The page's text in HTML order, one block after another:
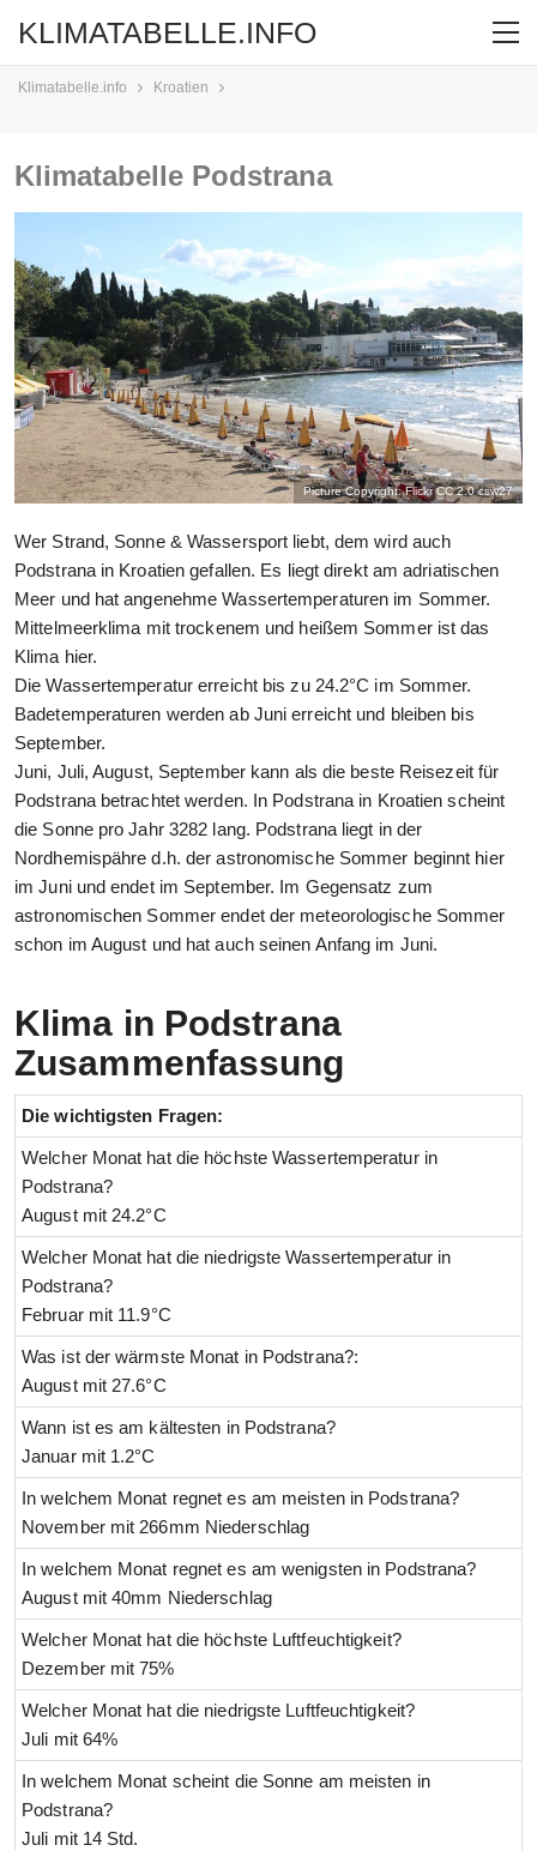
KLIMATABELLE.INFO
Klimatabelle.info Kroatien
Klimatabelle Podstrana
Picture Copyright: Flickr CC 2.0csw27
Wer Strand, Sonne & Wassersport liebt, dem wird auch
Podstrana in Kroatien gefallen. Es liegt direkt am adriatischen
Meer und hat angenehme Wassertemperaturen im Sommer.
Mittelmeerklima mit trockenem und heißem Sommer ist das
Klima hier.
Die Wassertemperatur erreicht bis zu 24.2°C im Sommer.
Badetemperaturen werden ab Juni erreicht und bleiben bis
September.
Juni, Juli, August, September kann als die beste Reisezeit für
Podstrana betrachtet werden. In Podstrana in Kroatien scheint
die Sonne pro Jahr 3282 lang. Podstrana liegt in der
Nordhemispähre d.h. der astronomische Sommer beginnt hier
im Juni und endet im September. Im Gegensatz zum
astronomischen Sommer endet der meteorologische Sommer
schon im August und hat auch seinen Anfang im Juni.
Klima in Podstrana
Zusammenfassung
Die wichtigsten Fragen:
Welcher Monat hat die höchste Wassertemperatur in
Podstrana?
August mit 24.2°C
Welcher Monat hat die niedrigste Wassertemperatur in
Podstrana?
Februar mit 11.9°C
Was ist der wärmste Monat in Podstrana?:
August mit 27.6°C
Wann ist es am kältesten in Podstrana?
Januar mit 1.2°C
In welchem Monat regnet es am meisten in Podstrana?
November mit 266mm Niederschlag
In welchem Monat regnet es am wenigsten in Podstrana?
August mit 40mm Niederschlag
Welcher Monat hat die höchste Luftfeuchtigkeit?
Dezember mit 75%
Welcher Monat hat die niedrigste Luftfeuchtigkeit?
Juli mit 64%
In welchem Monat scheint die Sonne am meisten in
Podstrana?
Juli mit 14 Std.